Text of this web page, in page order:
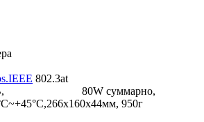
802.3at
80W суммарно,
950г